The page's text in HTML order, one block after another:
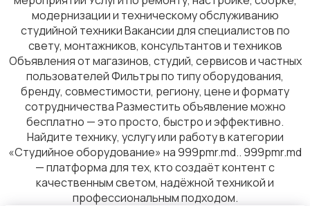
модернизации и техническому обслуживанию
студийной техники Вакансии для специалистов по
свету, монтажников, консультантов и техников
Объявления от магазинов, студий, сервисов и частных
пользователей Фильтры по типу оборудования,
бренду, совместимости, региону, цене и формату
сотрудничества Разместить объявление можно
бесплатно — это просто, быстро и эффективно.
Найдите технику, услугу или работу в категории
«Студийное оборудование» на 999pmr.md.. 999pmr.md
— платформа для тех, кто создаёт контент с
качественным светом, надёжной техникой и
профессиональным подходом.